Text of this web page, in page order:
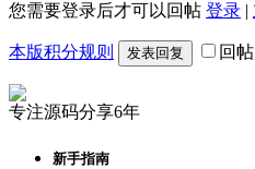
您需要登录后才可以回帖 登录 |
本版积分规则 发表回复 回
专注源码分享6年
新手指南